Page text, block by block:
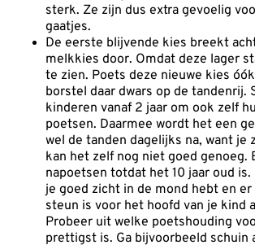
sterk. Ze zijn dus extra gevoelig
gaatjes.
De eerste blijvende kies breekt
melkkies door. Omdat deze lager
te zien. Poets deze nieuwe kies
borstel daar dwars op de tandenrij.
kinderen vanaf 2 jaar om ook zelf
poetsen. Daarmee wordt het een
wel de tanden dagelijks na, want je
kan het zelf nog niet goed genoeg.
napoetsen totdat het 10 jaar oud
je goed zicht in de mond hebt en
steun is voor het hoofd van je kind
Probeer uit welke poetshouding
prettigst is. Ga bijvoorbeeld schuin